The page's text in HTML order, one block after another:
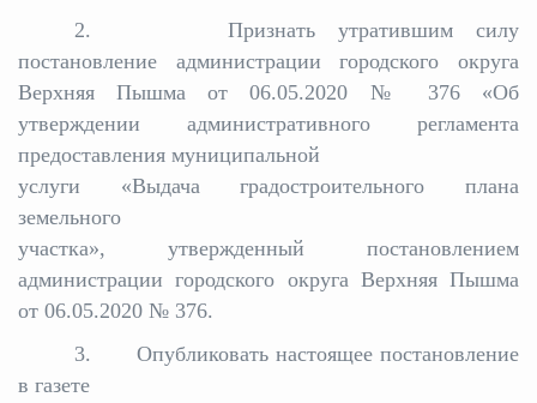
2. Признать утратившим силу
постановление администрации городского округа
Верхняя Пышма от 06.05.2020 № 376 «Об
утверждении административного регламента
предоставления муниципальной
услуги «Выдача градостроительного плана
земельного
участка», утвержденный постановлением
администрации городского округа Верхняя Пышма
от 06.05.2020 № 376.
3. Опубликовать настоящее постановление
в газете